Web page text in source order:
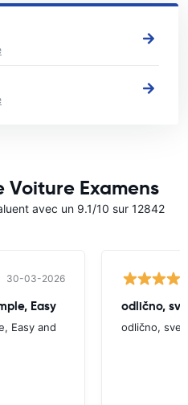
location de voitures en Oujda
Voiture Examens
avec un 9.1/10 sur 12842
30-03-2026
Easy
Easy and
odlično,
odlično, sve